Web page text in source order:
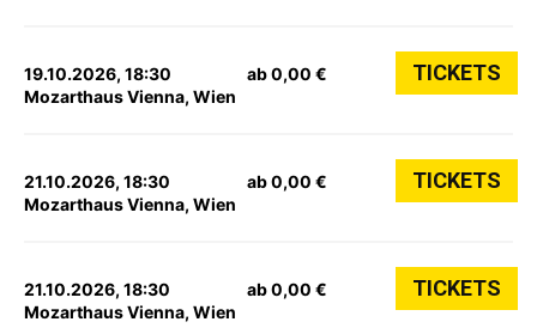
19.10.2026, 18:30
Mozarthaus Vienna, Wien
ab 0,00 € TICKETS
21.10.2026, 18:30
Mozarthaus Vienna, Wien
ab 0,00 € TICKETS
21.10.2026, 18:30
Mozarthaus Vienna, Wien
ab 0,00 € TICKETS